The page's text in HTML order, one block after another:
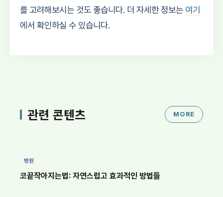
를 고려해보시는 것도 좋습니다. 더 자세한 정보는 여기
에서 확인하실 수 있습니다.
관련 콘텐츠 MORE
병원
코끝작아지는법: 자연스럽고 효과적인 방법들